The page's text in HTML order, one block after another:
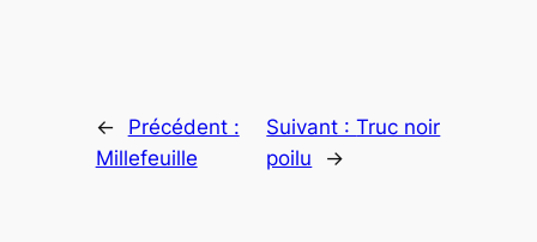
←
Précédent :
Millefeuille
Suivant :Truc noir
poilu
→